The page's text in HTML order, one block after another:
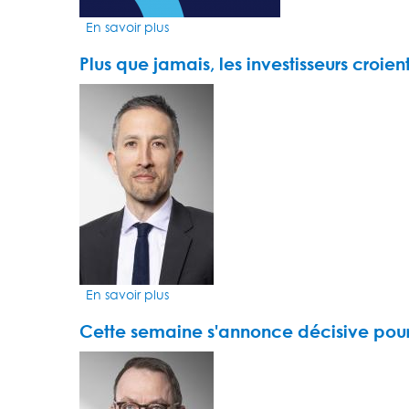
leurs
En savoir plus
Insight
avec
Michael
Flynn
-
2025
:
La
dynamique
au
coeur
du
de
Dubaï
Plus que jamais, les investisseurs
THUMBNAIL
En savoir plus
que
jamais,
les
investisseurs
Cette semaine s'annonce décisive
THUMBNAIL